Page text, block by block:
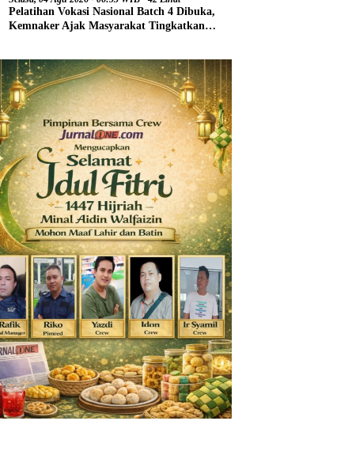
Pelatihan Vokasi Nasional Batch 4 Dibuka,
Kemnaker Ajak Masyarakat Tingkatkan